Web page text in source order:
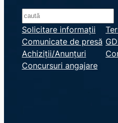
S
e
a
r
c
Solicitare informații
Comunicate de presă
Achiziții/Anunțuri
Concursuri angajare